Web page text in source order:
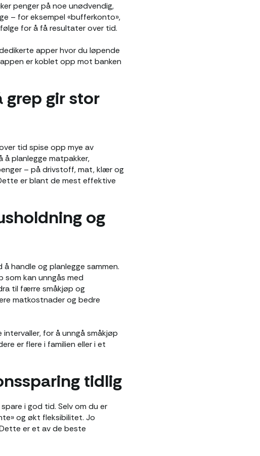
penger på noe unødvendig,
– for eksempel «bufferkonto»,
for å få resultater over tid.
apper hvor du løpende
er koblet opp mot banken
grep gir stor
tid spise opp mye av
planlegge matpakker,
– på drivstoff, mat, klær og
er blant de mest effektive
og
handle og planlegge sammen.
som kan unngås med
til færre småkjøp og
matkostnader og bedre
for å unngå småkjøp
er flere i familien eller i et
tidlig
i god tid. Selv om du er
og økt fleksibilitet. Jo
er et av de beste